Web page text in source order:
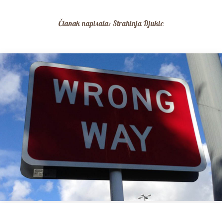
Članak napisala: Strahinja Djukic